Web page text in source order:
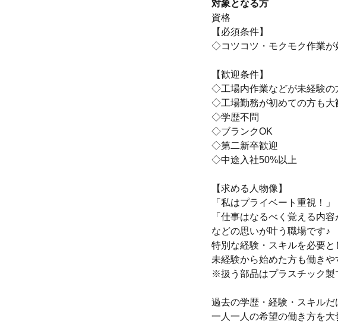
対象となる方
資格
【必須条件】
◇コツコツ・モクモク作業が
【歓迎条件】
◇工場内作業などが未経験の
◇工場勤務が初めての方も大
◇学歴不問
◇ブランクOK
◇第二新卒歓迎
◇中途入社50%以上
【求める人物像】
「私はプライベート重視！」
「仕事はなるべく覚える内
などの思いが叶う職場です♪
特別な経験・スキルを必要と
未経験から始めた方も働きや
※扱う部品はプラスチック製
過去の学歴・経験・スキルだ
一人一人の希望の働き方を